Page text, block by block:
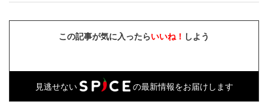
この記事が気に入ったらいいね！ しよう
見逃せない の最新情報をお届けします